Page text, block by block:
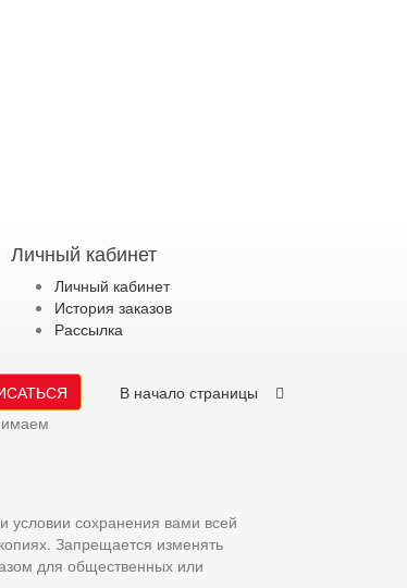
Личный кабинет
Личный кабинет
История заказов
Рассылка
В начало страницы
условии сохранения вами всей
Запрещается изменять
для общественных или